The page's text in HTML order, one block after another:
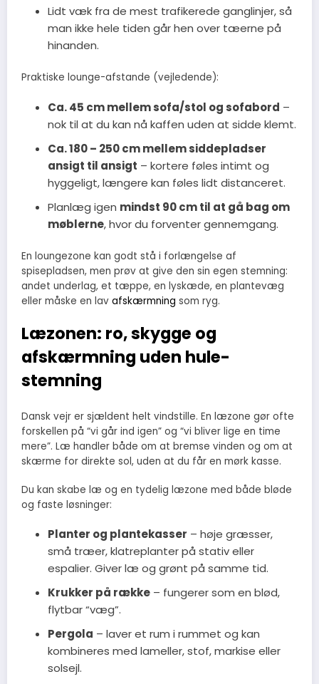
Lidt væk fra de mest trafikerede ganglinjer, så
man ikke hele tiden går hen over tæerne på
hinanden.
Praktiske lounge-afstande (vejledende):
Ca. 45 cm mellem sofa/stol og sofabord –
nok til at du kan nå kaffen uden at sidde klemt.
Ca. 180 – 250 cm mellem siddepladser
ansigt til ansigt – kortere føles intimt og
hyggeligt, længere kan føles lidt distanceret.
Planlæg igen mindst 90 cm til at gå bag om
møblerne, hvor du forventer gennemgang.
En loungezone kan godt stå i forlængelse af
spisepladsen, men prøv at give den sin egen stemning:
andet underlag, et tæppe, en lyskæde, en plantevæg
eller måske en lav afskærmning som ryg.
Læzonen: ro, skygge og
afskærmning uden hule-
stemning
Dansk vejr er sjældent helt vindstille. En læzone gør ofte
forskellen på “vi går ind igen” og “vi bliver lige en time
mere”. Læ handler både om at bremse vinden og om at
skærme for direkte sol, uden at du får en mørk kasse.
Du kan skabe læ og en tydelig læzone med både bløde
og faste løsninger:
Planter og plantekasser – høje græsser,
små træer, klatreplanter på stativ eller
espalier. Giver læ og grønt på samme tid.
Krukker på række– fungerer som en blød,
flytbar “væg”.
Pergola – laver et rum i rummet og kan
kombineres med lameller, stof, markise eller
solsejl.